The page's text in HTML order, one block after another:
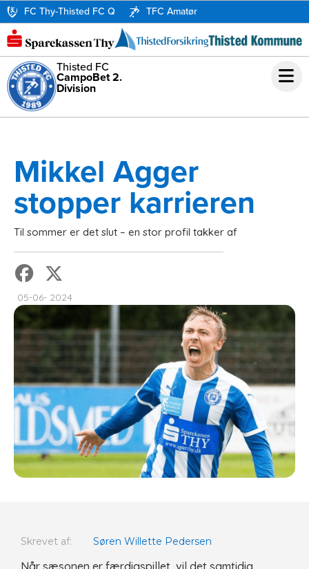
FC Thy-Thisted FC Q TFC Amatør
Thisted FC
CampoBet 2.
Division
Mikkel Agger
stopper karrieren
Til sommer er det slut – en stor profil takker af
05-06- 2024
Skrevet af: Søren Willette Pedersen